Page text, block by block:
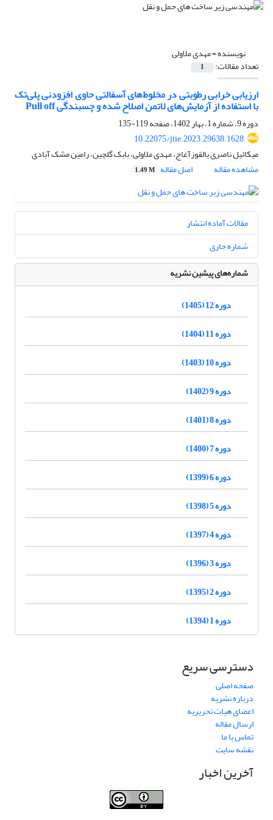
نویسنده =مهدی ملاولی
تعداد مقالات: 1
ارزیابی خرابی رطوبتی در مخلوط‌های آسفالتی حاوی افزودنی پلی‌تک
با استفاده از آزمایش‌های لاتمن اصلاح شده و چسبندگی Pull off
دوره 9، شماره 1، بهار 1402، صفحه
119-135
10.22075/jtie.2023.29638.1628
میکائیل ناصری یالقوزآغاج، مهدی ملاولی، بابک گلچین، رامین مشک آبادی
مشاهده مقاله
اصل مقاله 1.49 M
مقالات آماده انتشار
شماره جاری
شماره‌های پیشین نشریه
دوره 12 (1405)
دوره 11 (1404)
دوره 10 (1403)
دوره 9 (1402)
دوره 8 (1401)
دوره 7 (1400)
دوره 6 (1399)
دوره 5 (1398)
دوره 4 (1397)
دوره 3 (1396)
دوره 2 (1395)
دوره 1 (1394)
دسترسی سریع
صفحه اصلی
درباره نشریه
اعضای هیات تحریریه
ارسال مقاله
تماس با ما
نقشه سایت
آخرین اخبار